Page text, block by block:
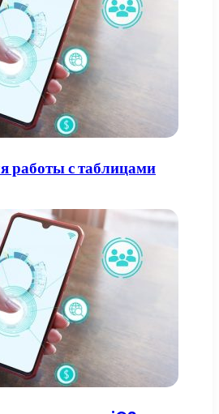
работы с таблицами